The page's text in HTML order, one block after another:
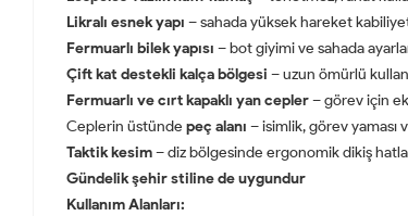
Likralı esnek yapı – sahada yüksek hareket
Fermuarlı bilek yapısı – bot giyimi ve sahada
Çift kat destekli kalça bölgesi – uzun ömürlü
Fermuarlı ve cırt kapaklı yan cepler– görev için
Ceplerin üstünde peç alanı – isimlik, görev yaması
Taktik kesim– diz bölgesinde ergonomik dikiş
Gündelik şehir stiline de uygundur
Kullanım Alanları: